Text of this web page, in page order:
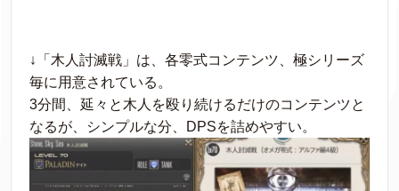
↓「木人討滅戦」は、各零式コンテンツ、極シリーズ
毎に用意されている。
3分間、延々と木人を殴り続けるだけのコンテンツと
なるが、シンプルな分、DPSを詰めやすい。